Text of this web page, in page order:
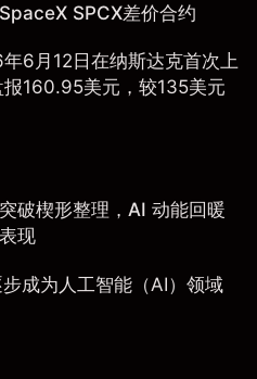
SPCX差价合约
6月12日在纳斯达克首次上
160.95美元，较135美元
破楔形整理，AI 动能回暖
现
成为人工智能（AI）领域